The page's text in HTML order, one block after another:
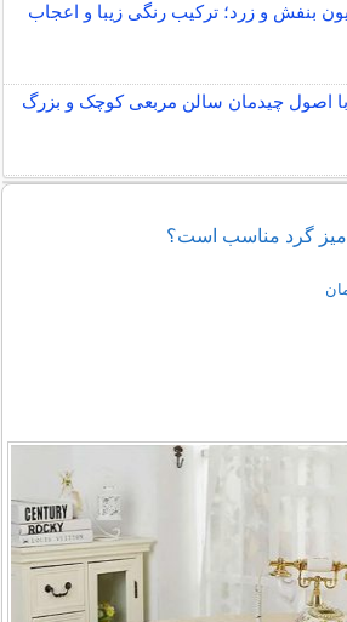
بنفش و زرد؛ ترکیب رنگی زیبا و اعجاب
اصول چیدمان سالن مربعی کوچک و بزرگ
گرد مناسب است؟